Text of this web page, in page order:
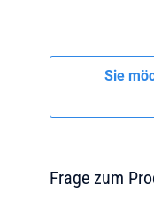
Sie
Frage zum